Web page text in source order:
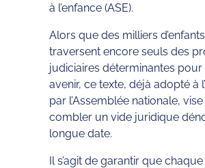
à l’enfance (ASE).
Alors que des milliers d’enfants
traversent encore seuls des
judiciaires déterminantes
avenir, ce texte, déjà adopté à
par l’Assemblée nationale, vise
combler un vide juridique
longue date.
Il s’agit de garantir que